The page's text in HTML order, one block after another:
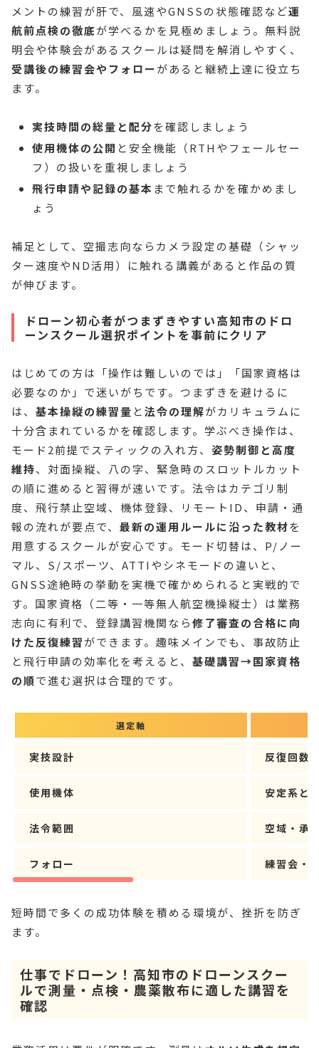
メントの練習が肝で、風速やGNSSの状態確認など運
航前点検の徹底が学べるかを見極めましょう。無料説
明会や体験会があるスクールは疑問を解消しやすく、
受講後の練習会やフォローがあると継続上達に役立ち
ます。
実技時間の総量と配分を確認しましょう
使用機体の公開 と安全機能（RTHやフェールセー
フ）の扱いを重視しましょう
飛行申請や記録の基本 まで触れるかを確かめまし
ょう
補足として、空撮志向ならカメラ設定の基礎（シャッ
ター速度やND活用）に触れる講義があると作品の質
が伸びます。
ドローン初心者がつまずきやすい高知市のドロ
ーンスクール選択ポイントを事前にクリア
はじめての方は「操作は難しいのでは」「国家資格は
必要なのか」で迷いがちです。つまずきを避けるに
は、 基本操縦の練習量 と法令の理解がカリキュラムに
十分含まれているかを確認します。学ぶべき操作は、
モード2前提でスティックの入れ方、 姿勢制御と高度
維持、対面操縦、八の字、緊急時のスロットルカット
の順に進めると習得が速いです。法令はカテゴリ制
度、飛行禁止空域、機体登録、リモートID、申請・通
報の流れが要点で、 最新の運用ルールに沿った教材を
用意するスクールが安心です。モード切替は、P/ノー
マル、S/スポーツ、ATTIやシネモードの違いと、
GNSS途絶時の挙動を実機で確かめられると実戦的で
す。国家資格（二等・一等無人航空機操縦士）は業務
志向に有利で、登録講習機関なら修了審査の合格に向
けた反復練習ができます。趣味メインでも、事故防止
と飛行申請の効率化を考えると、 基礎講習→国家資格
の順で進む選択は合理的です。
選定軸
実技設計 反復回数
使用機体 安定系と
法令範囲 空域・承
フォロー 練習会・
短時間で多くの成功体験を積める環境が、挫折を防ぎ
ます。
仕事でドローン！高知市のドローンスクー
ルで測量・点検・農薬散布に適した講習を
確認